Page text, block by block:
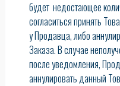
будет недостающее
согласиться принять
у Продавца, либо
Заказа. В случае
после уведомления,
аннулировать данный